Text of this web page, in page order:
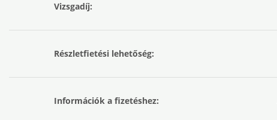
Vizsgadíj:
Részletfietési lehetőség:
Információk a fizetéshez: